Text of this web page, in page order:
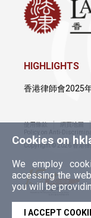
Cookies on
We employ
accessing the
you will be
I ACCEPT
HIGHLIGHTS
香港律師會2025
使用條款 網頁地圖
Policy on Anti-
Copyright © 2026 香港